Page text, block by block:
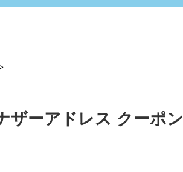
>
ザーアドレス クーポン